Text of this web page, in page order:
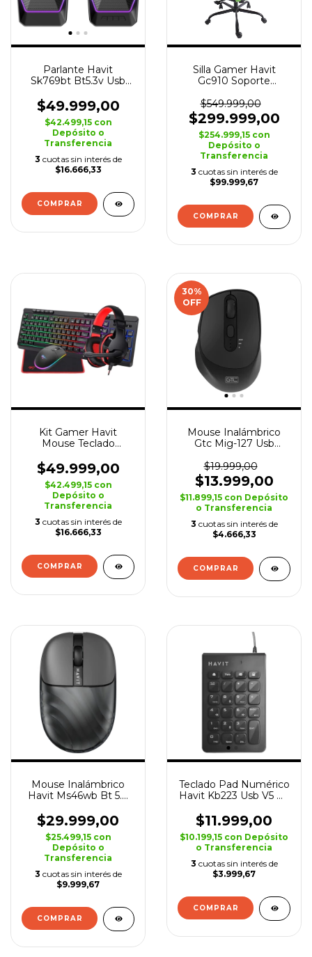
Parlante Havit
Sk769bt Bt5.3v Usb
$49.999,00
$42.499,15 con
Depósito o
Transferencia
3 cuotas sin interés de
$16.666,33
COMPRAR
Silla Gamer Havit
Gc910 Soporte
Reforzada
$549.999,00
$299.999,00
$254.999,15 con
Depósito o
Transferencia
3 cuotas sin interés de
$99.999,67
COMPRAR
Kit Gamer Havit
Mouse Teclado
Kb907cm-sp
$49.999,00
$42.499,15 con
Depósito o
Transferencia
3 cuotas sin interés de
$16.666,33
COMPRAR
30%
OFF
Mouse Inalámbrico
Gtc Mig-127 Usb
Negro
$19.999,00
$13.999,00
$11.899,15 con Depósito
o Transferencia
3 cuotas sin interés de
$4.666,33
COMPRAR
Mouse Inalámbrico
Havit Ms46wb Bt 5.0
$29.999,00
$25.499,15 con
Depósito o
Transferencia
3 cuotas sin interés de
$9.999,67
Teclado Pad Numérico
Havit Kb223 Usb V5 Pc
$11.999,00
$10.199,15 con Depósito
o Transferencia
3 cuotas sin interés de
$3.999,67
COMPRAR